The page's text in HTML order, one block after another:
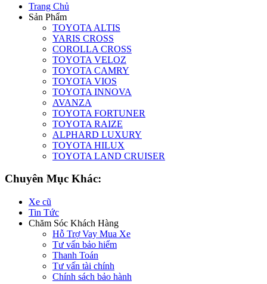
Trang Chủ
Sản Phẩm
TOYOTA ALTIS
YARIS CROSS
COROLLA CROSS
TOYOTA VELOZ
TOYOTA CAMRY
TOYOTA VIOS
TOYOTA INNOVA
AVANZA
TOYOTA FORTUNER
TOYOTA RAIZE
ALPHARD LUXURY
TOYOTA HILUX
TOYOTA LAND CRUISER
Chuyên Mục Khác:
Xe cũ
Tin Tức
Chăm Sóc Khách Hàng
Hỗ Trợ Vay Mua Xe
Tư vấn bảo hiểm
Thanh Toán
Tư vấn tài chính
Chính sách bảo hành